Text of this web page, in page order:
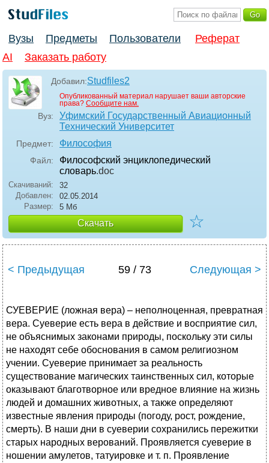
Вузы Предметы Пользователи
Реферат
AI
Заказать работу
Добавил:Studfiles2
Опубликованный материал нарушает ваши авторские
права? Сообщите нам.
Вуз:
Уфимский Государственный Авиационный
Технический Университет
Предмет: Философия
Файл:
Философский энциклопедический
словарь.doc
Скачиваний:
32
Добавлен:
02.05.2014
Размер:
5 Мб
Скачать ☆
< Предыдущая 59 / 73 Следующая >
СУЕВЕРИЕ (ложная вера) – неполноценная, превратная
вера. Суеверие есть вера в действие и восприятие сил,
не объяснимых законами природы, поскольку эти силы
не находят себе обоснования в самом религиозном
учении. Суеверие принимает за реальность
существование магических таинственных сил, которые
оказывают благотворное или вредное влияние на жизнь
людей и домашних животных, а также определяют
известные явления природы (погоду, рост, рождение,
смерть). В наши дни в суеверии сохранились пережитки
старых народных верований. Проявляется суеверие в
ношении амулетов, татуировке и т. п. Проявление